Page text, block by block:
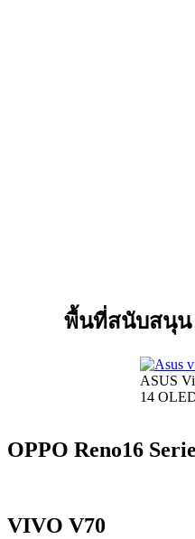
พื้นที่สนับสนุน
ASUS
14
OPPO Reno16
VIVO V70